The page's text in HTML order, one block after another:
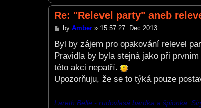
Re: "Relevel party" aneb
P
s
t
by Amber» 15:57 27. Dec 2013
Byl by zájem pro opakování relevel
Pravidla by byla stejná jako při
této akci nepatří.
Upozorňuju, že se to týká pouze
Lareth Belle - rudovlasá bardka a špionka.